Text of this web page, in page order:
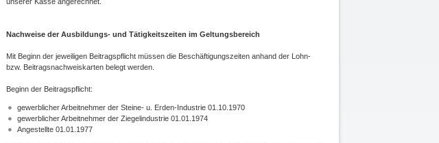
Nachweise der Ausbildungs- und Tätigkeitszeiten im Geltungsbereich
Mit Beginn der jeweiligen Beitragspflicht müssen die Beschäftigungszeiten anhand der Lohn-
bzw. Beitragsnachweiskarten belegt werden.
Beginn der Beitragspflicht:
gewerblicher Arbeitnehmer der Steine- u. Erden-Industrie 01.10.1970
gewerblicher Arbeitnehmer der Ziegelindustrie 01.01.1974
Angestellte 01.01.1977